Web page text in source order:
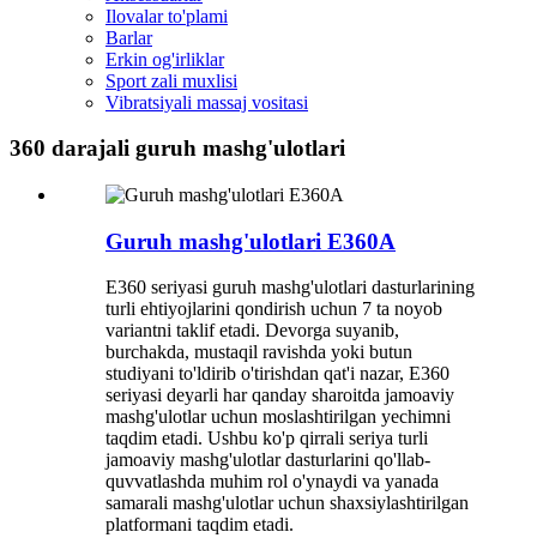
Ilovalar to'plami
Barlar
Erkin og'irliklar
Sport zali muxlisi
Vibratsiyali massaj vositasi
360 darajali guruh mashg'ulotlari
Guruh mashg'ulotlari E360A
E360 seriyasi guruh mashg'ulotlari dasturlarining
turli ehtiyojlarini qondirish uchun 7 ta noyob
variantni taklif etadi. Devorga suyanib,
burchakda, mustaqil ravishda yoki butun
studiyani to'ldirib o'tirishdan qat'i nazar, E360
seriyasi deyarli har qanday sharoitda jamoaviy
mashg'ulotlar uchun moslashtirilgan yechimni
taqdim etadi. Ushbu ko'p qirrali seriya turli
jamoaviy mashg'ulotlar dasturlarini qo'llab-
quvvatlashda muhim rol o'ynaydi va yanada
samarali mashg'ulotlar uchun shaxsiylashtirilgan
platformani taqdim etadi.